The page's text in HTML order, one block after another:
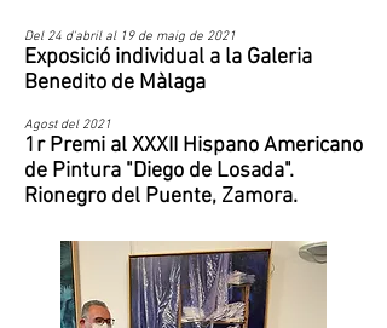
Del 24 d'abril al 19 de maig de 2021
Exposició individual a la Galeria
Benedito de Màlaga
Agost del 2021
1r Premi al XXXII Hispano Americano
de Pintura "Diego de Losada".
Rionegro del Puente, Zamora.